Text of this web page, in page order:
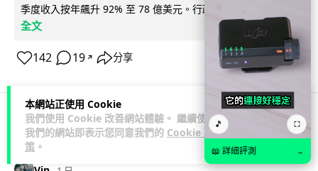
本網站正使用 Cookie
我們使用 Cookie 改善網站體驗。 繼續使用
我們的網站即表示您同意我們的 Cookie 政
策 。
季度收入按年飆升 92% 至 78 億美元。行政總裁 Elon...
全文
142 19 ↗ 分享
人工智能
🎵 ⛶
📖 詳細評測 →